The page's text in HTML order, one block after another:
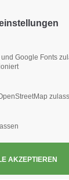
ZUR ÜBERSICHT
Google Fonts